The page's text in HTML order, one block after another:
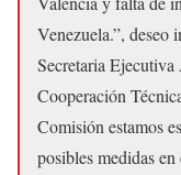
Venezuela.”, deseo
Secretaria
Cooperación
Comisión estamos
posibles medidas